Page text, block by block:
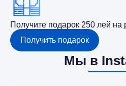
Получите подарок 250 лей на
Получить подарок
Мы в